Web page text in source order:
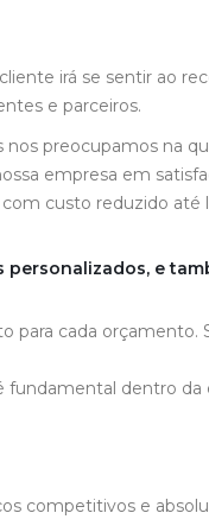
irá se sentir ao
e parceiros.
preocupamos na
empresa em
custo reduzido até
e
para cada orçamento.
fundamental dentro da
competitivos e